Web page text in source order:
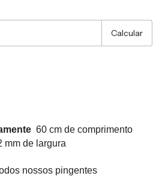
Calcular
60 cm de comprimento
mm de largura
nossos pingentes